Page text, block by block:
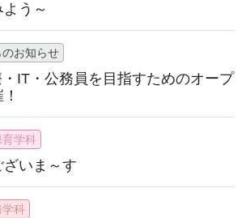
う～
お知らせ
・IT・公務員を目指すためのオープ
育学科
いま～す
学科